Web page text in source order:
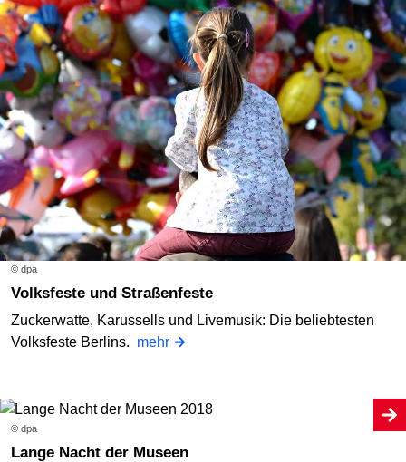
© dpa
Volksfeste und Straßenfeste
Zuckerwatte, Karussells und Livemusik: Die beliebtesten
Volksfeste Berlins. mehr
© dpa
Lange Nacht der Museen